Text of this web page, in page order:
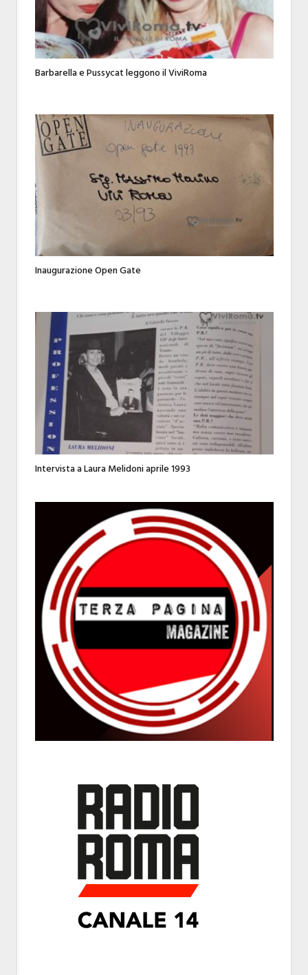
Barbarella e Pussycat leggono il ViviRoma
Inaugurazione Open Gate
Intervista a Laura Melidoni aprile 1993